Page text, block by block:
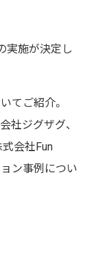
実施が決定し
てご紹介。
社ジグザグ、
式会社Fun
ン事例につい